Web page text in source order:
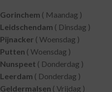
Gorinchem ( Maandag )
Leidschendam ( Dinsdag )
Pijnacker ( Woensdag )
Putten ( Woensdag )
Nunspeet ( Donderdag )
Leerdam ( Donderdag )
Geldermalsen ( Vrijdag )